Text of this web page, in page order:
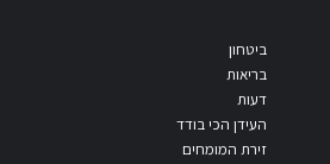
ביטחון
בריאות
דעות
העידן הכי בודד
זירת המומחים